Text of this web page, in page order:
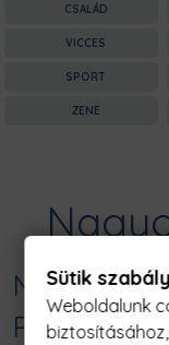
CSALÁD
VICCES
SPORT
ZENE
Nincs
Póló"
Sütik
Weboldalunk